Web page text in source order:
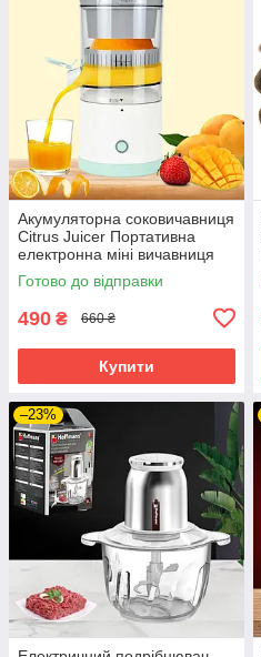
Акумуляторна соковичавниця
Citrus Juicer Портативна
електронна міні вичавниця
для цитрусових та ягід
Готово до відправки
490 ₴ 660 ₴
Купити
–23%